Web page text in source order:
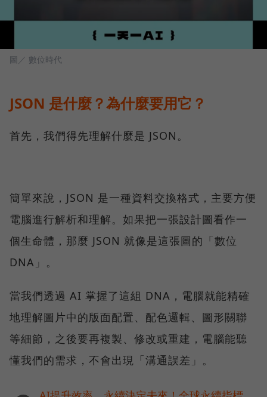
圖／ 數位時代
JSON 是什麼？為什麼要用它？
首先，我們得先理解什麼是 JSON。
簡單來說，JSON 是一種資料交換格式，主要方便
電腦進行解析和理解。如果把一張設計圖看作一
個生命體，那麼 JSON 就像是這張圖的「數位
DNA」。
當我們透過 AI 掌握了這組 DNA，電腦就能精確
地理解圖片中的版面配置、配色邏輯、圖形關聯
等細節，之後要再複製、修改或重建，電腦能聽
懂我們的需求，不會出現「溝通誤差」。